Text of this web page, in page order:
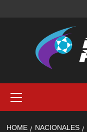
Menu
HOME NACIONALES